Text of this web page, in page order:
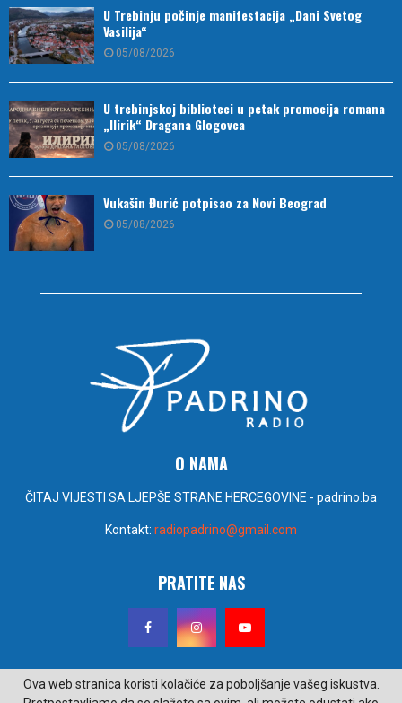
U Trebinju počinje manifestacija „Dani Svetog
Vasilija“
05/08/2026
U trebinjskoj biblioteci u petak promocija romana
„Ilirik“ Dragana Glogovca
05/08/2026
Vukašin Đurić potpisao za Novi Beograd
05/08/2026
O NAMA
ČITAJ VIJESTI SA LJEPŠE STRANE HERCEGOVINE - padrino.ba
Kontakt: radiopadrino@gmail.com
PRATITE NAS
Ova web stranica koristi kolačiće za poboljšanje vašeg iskustva.